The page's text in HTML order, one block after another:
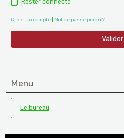
Rester connecté
Créer un compte Mot de passe perdu ?
Valider
Menu
Le bureau